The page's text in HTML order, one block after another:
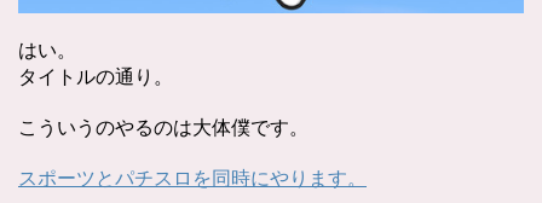
はい。
タイトルの通り。
こういうのやるのは大体僕です。
スポーツとパチスロを同時にやります。